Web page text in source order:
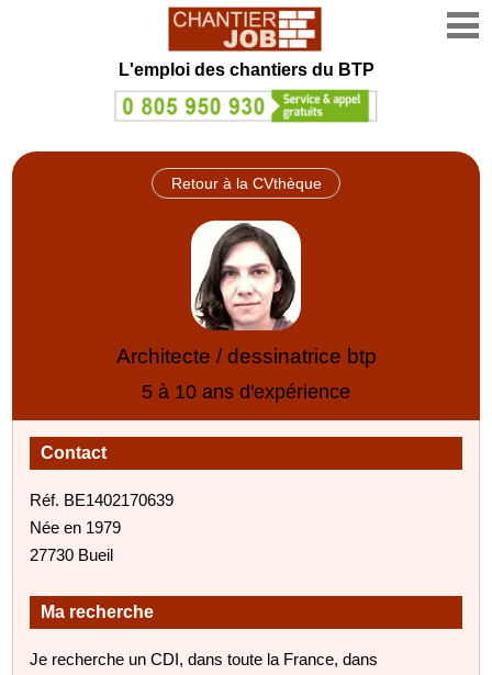
L'emploi des chantiers du BTP
Retour à la CVthèque
Architecte / dessinatrice btp
5 à 10 ans d'expérience
Contact
Réf. BE1402170639
Née en 1979
27730 Bueil
Ma recherche
Je recherche un CDI, dans toute la France, dans